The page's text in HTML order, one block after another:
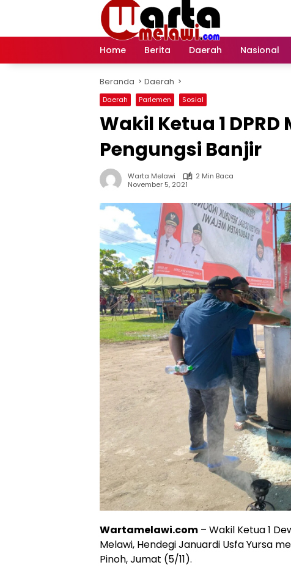
Home Berita Daerah Nasional
Beranda Daerah
Daerah Parlemen Sosial
Wakil Ketua 1
Pengungsi Banjir
Warta Melawi
2 Min Baca
November 5, 2021
Wartamelawi.com – Wakil Ketua 1
Melawi, Hendegi Januardi Usfa Yursa
Pinoh, Jumat (5/11).